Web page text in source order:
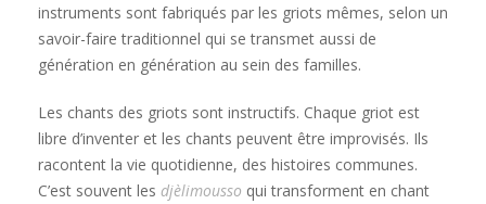
instruments sont fabriqués par les griots mêmes, selon un
savoir-faire traditionnel qui se transmet aussi de
génération en génération au sein des familles.
Les chants des griots sont instructifs. Chaque griot est
libre d’inventer et les chants peuvent être improvisés. Ils
racontent la vie quotidienne, des histoires communes.
C’est souvent les djèlimousso qui transforment en chant